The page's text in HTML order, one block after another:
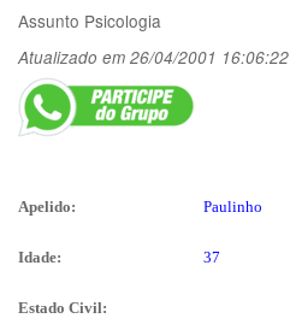
Assunto Psicologia
Atualizado em 26/04/2001 16:06:22
Apelido: Paulinho
Idade: 37
Estado Civil: